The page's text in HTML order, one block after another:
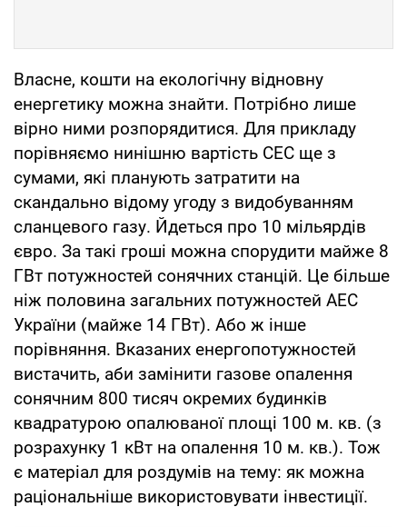
Власне, кошти на екологічну відновну
енергетику можна знайти. Потрібно лише
вірно ними розпорядитися. Для прикладу
порівняємо нинішню вартість СЕС ще з
сумами, які планують затратити на
скандально відому угоду з видобуванням
сланцевого газу. Йдеться про 10 мільярдів
євро. За такі гроші можна спорудити майже 8
ГВт потужностей сонячних станцій. Це більше
ніж половина загальних потужностей АЕС
України (майже 14 ГВт). Або ж інше
порівняння. Вказаних енергопотужностей
вистачить, аби замінити газове опалення
сонячним 800 тисяч окремих будинків
квадратурою опалюваної площі 100 м. кв. (з
розрахунку 1 кВт на опалення 10 м. кв.). Тож
є матеріал для роздумів на тему: як можна
раціональніше використовувати інвестиції.